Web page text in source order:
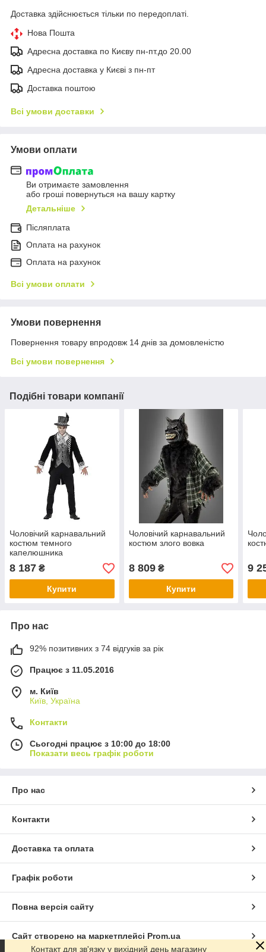
Доставка здійснюється тільки по передоплаті.
Нова Пошта
Адресна доставка по Києву пн-пт.до 20.00
Адресна доставка у Києві з пн-пт
Доставка поштою
Всі умови доставки
Умови оплати
Ви отримаєте замовлення
або гроші повернуться на вашу картку
Детальніше
Післяплата
Оплата на рахунок
Оплата на рахунок
Всі умови оплати
Умови повернення
Повернення товару впродовж 14 днів за домовленістю
Всі умови повернення
Подібні товари компанії
Чоловічий карнавальний
костюм темного
капелюшника
8 187 ₴
Купити
Чоловічий карнавальний
костюм злого вовка
8 809₴
Купити
9
Про нас
92% позитивних з 74 відгуків за рік
Працює з 11.05.2016
м. Київ
Київ, Україна
Контакти
Сьогодні працює з 10:00 до 18:00
Показати весь графік роботи
Про нас
Контакти
Доставка та оплата
Графік роботи
Повна версія сайту
Сайт створено на маркетплейсі Prom.ua
Контакт для зв'язку у вихідний день магазину